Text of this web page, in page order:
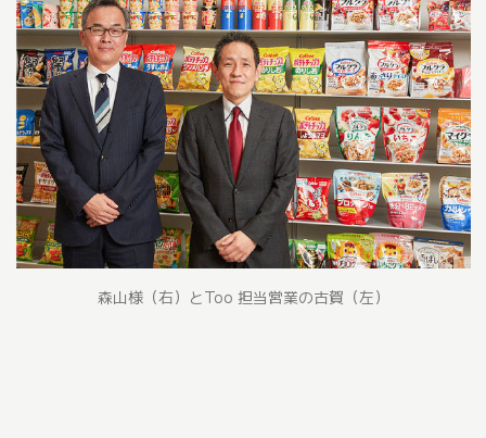
森山様（右）とToo 担当営業の古賀（左）